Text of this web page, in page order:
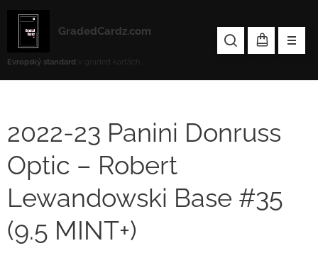
GradedCardz.com
Evropský standard v graded kartách.
2022-23 Panini Donruss
Optic – Robert
Lewandowski Base #35
(9.5 MINT+)